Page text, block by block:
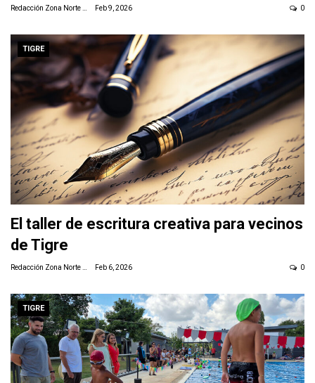
Feb 9, 2026 0
TIGRE
El taller de escritura creativa para vecinos
de Tigre
Feb 6, 2026 0
TIGRE